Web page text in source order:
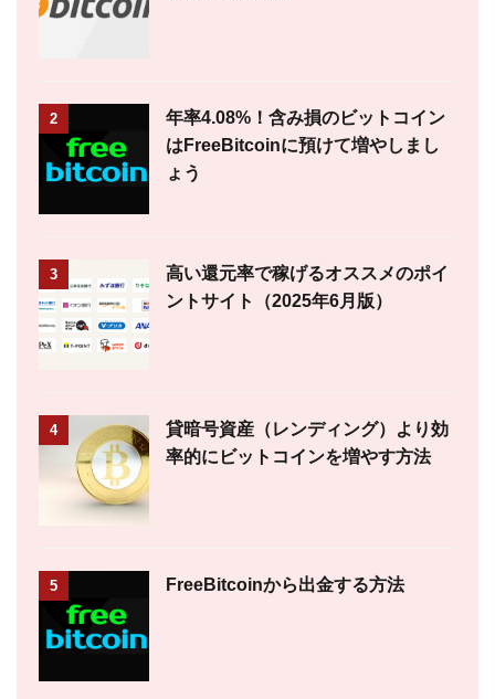
2
年率4.08%！含み損のビットコイン
はFreeBitcoinに預けて増やしまし
ょう
3
高い還元率で稼げるオススメのポイ
ントサイト（2025年6月版）
4
貸暗号資産（レンディング）より効
率的にビットコインを増やす方法
5 FreeBitcoinから出金する方法